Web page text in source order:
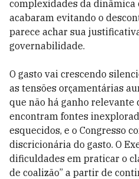
complexidades da
acabaram evitando o
parece achar sua
governabilidade.
O gasto vai crescendo
as tensões orçamentárias
que não há ganho relevante
encontram fontes
esquecidos, e o Congresso
discricionária do gasto. O
dificuldades em praticar o
de coalizão” a partir de